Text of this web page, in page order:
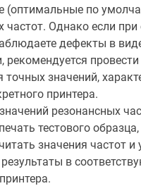
(оптимальные по
частот. Однако если при
дефекты в
рекомендуется
точных значений,
принтера.
резонансных
тестового
значения частот и
в